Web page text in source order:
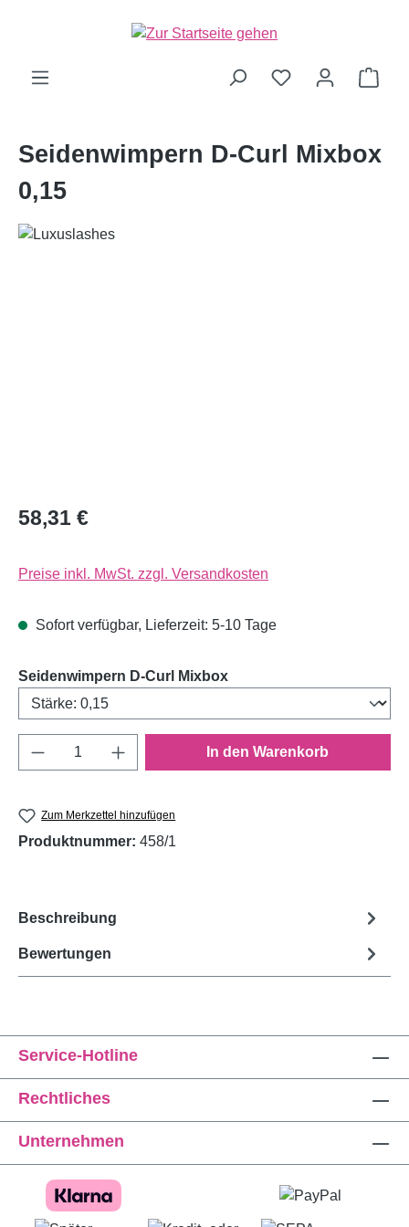
Seidenwimpern D-Curl Mixbox
0,15
58,31 €
Preise inkl. MwSt. zzgl. Versandkosten
Sofort verfügbar, Lieferzeit: 5-10 Tage
Seidenwimpern D-Curl Mixboxauswählen
Produkt Anzahl: Gib den gewünschten
In den Warenkorb
Zum Merkzettel hinzufügen
Produktnummer: 458/1
Beschreibung
Bewertungen
Service-Hotline
Rechtliches
Unternehmen